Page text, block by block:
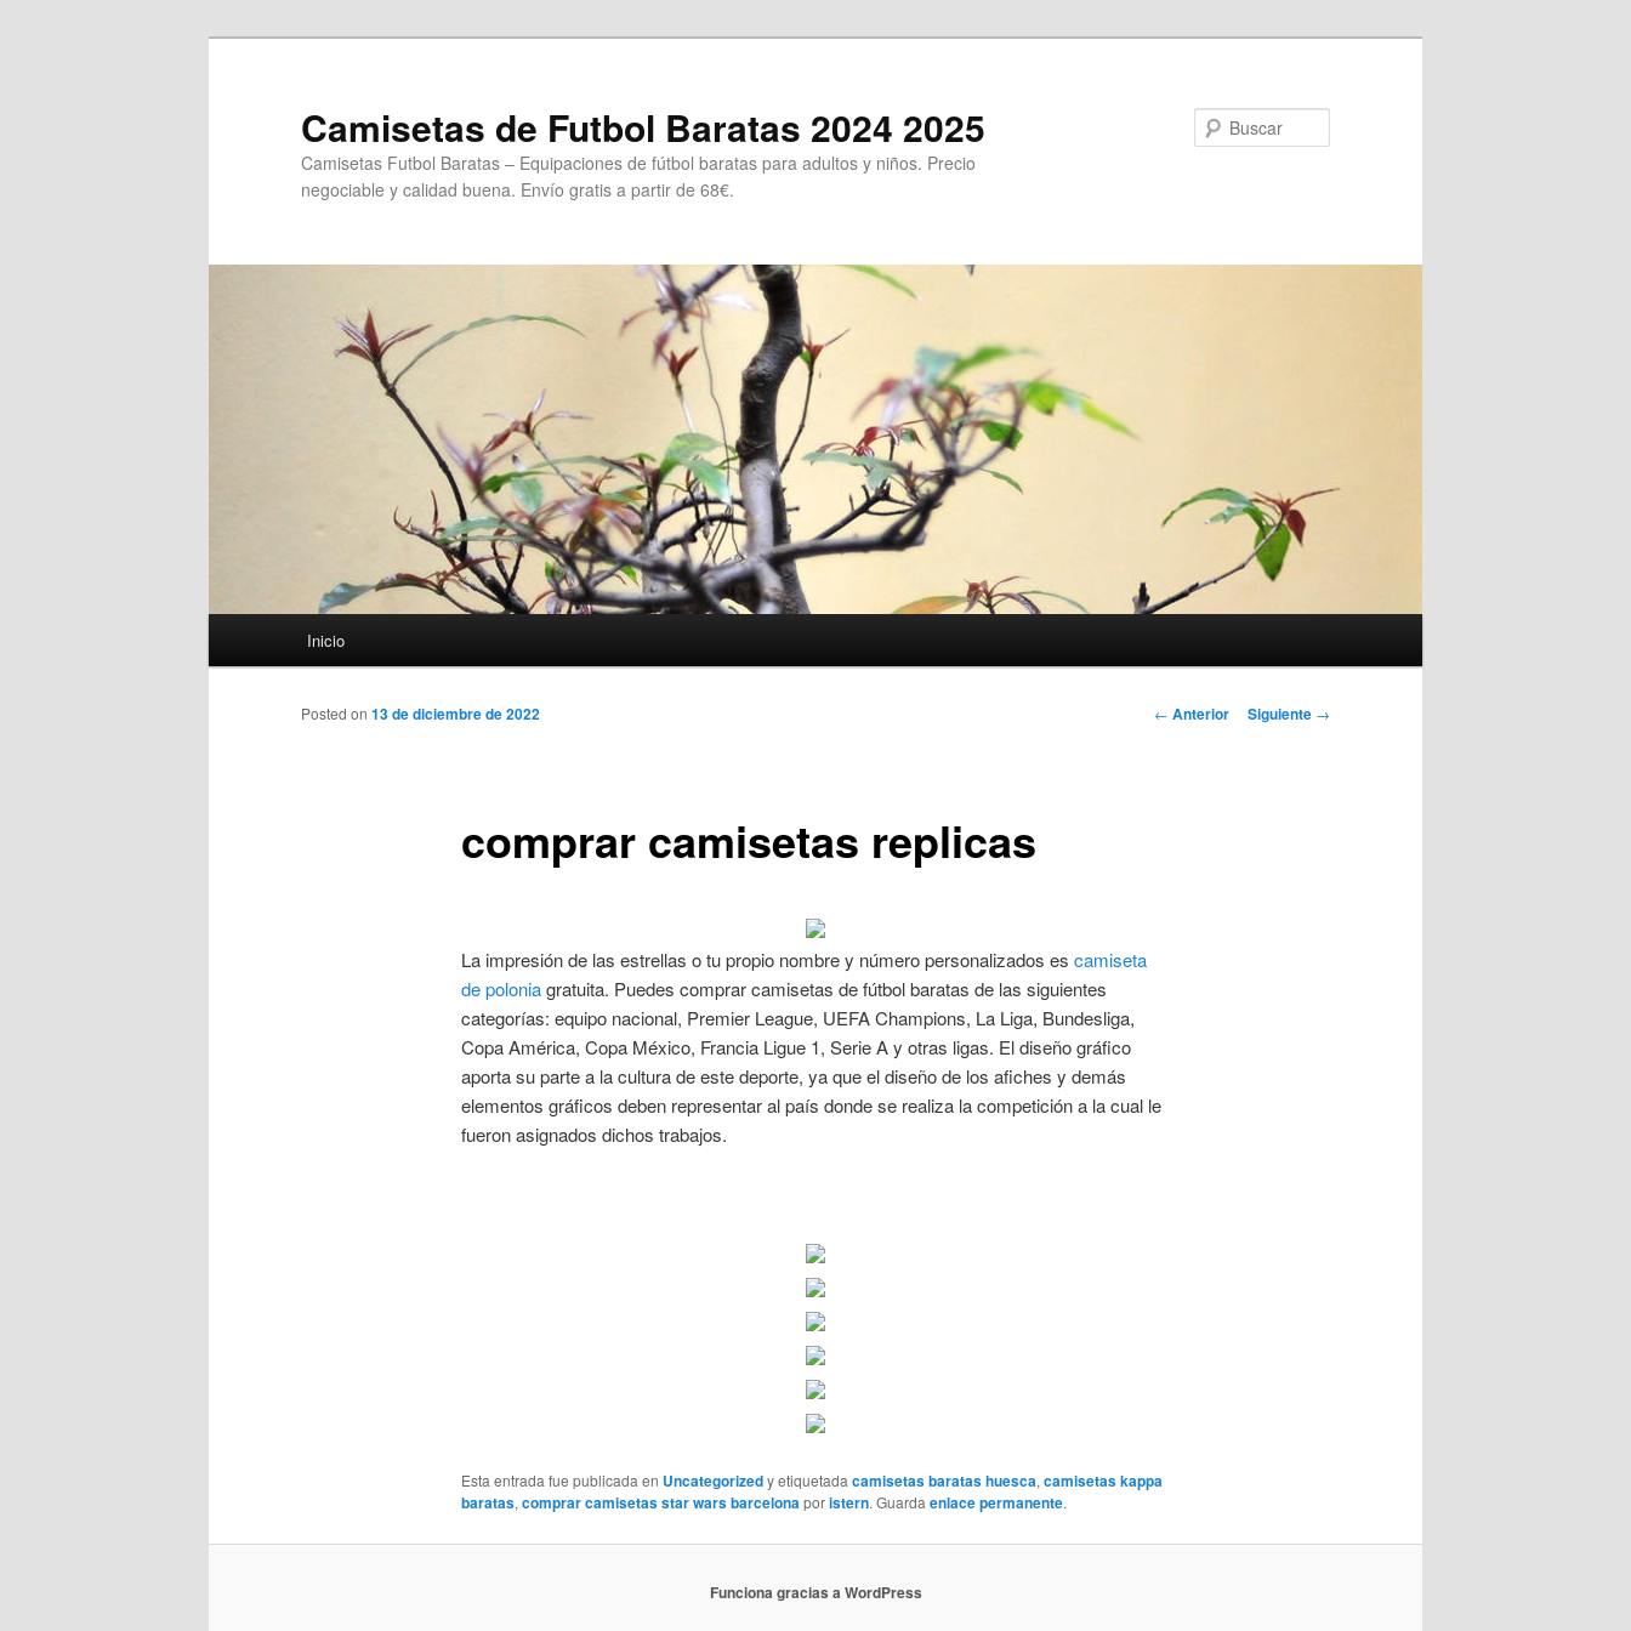
Camisetas de Futbol Baratas 2024 2025
Camisetas Futbol Baratas – Equipaciones de fútbol baratas para adultos y niños. Precio
negociable y calidad buena. Envío gratis a partir de 68€.
Inicio
Navegación
← Anterior Siguiente →
comprar camisetas replicas
Posted on 13 de diciembre de 2022
La impresión de las estrellas o tu propio nombre y número personalizados es camiseta
de poloniagratuita. Puedes comprar camisetas de fútbol baratas de las siguientes
categorías: equipo nacional, Premier League, UEFA Champions, La Liga, Bundesliga,
Copa América, Copa México, Francia Ligue 1, Serie A y otras ligas. El diseño gráfico
aporta su parte a la cultura de este deporte, ya que el diseño de los afiches y demás
elementos gráficos deben representar al país donde se realiza la competición a la cual le
fueron asignados dichos trabajos.
Esta entrada fue publicada en Uncategorizedy etiquetadacamisetas baratas huesca,camisetas kappa
baratas,comprar camisetas star wars barcelonaporistern. Guardaenlace permanente.
Funciona gracias a WordPress